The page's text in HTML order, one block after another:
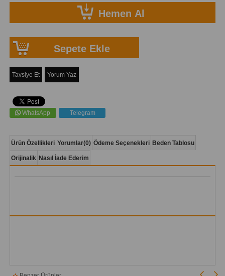
Tavsiye Et Yorum Yaz
WhatsApp Telegram
Ürün Özellikleri Yorumlar(0) Ödeme Seçenekleri Beden Tablosu
Orijinalik Nasıl İade Ederim